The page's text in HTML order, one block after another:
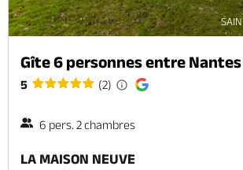
Gîte 6 personnes entre
5 (2)
6 pers. 2 chambres
LA MAISON NEUVE